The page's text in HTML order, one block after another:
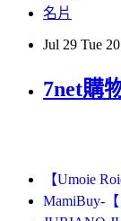
名片
Jul 29 Tue
7net購
【Umoie
MamiBuy-